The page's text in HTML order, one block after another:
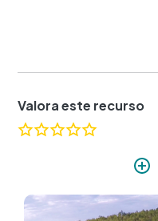
Valora este recurso
Imaxe